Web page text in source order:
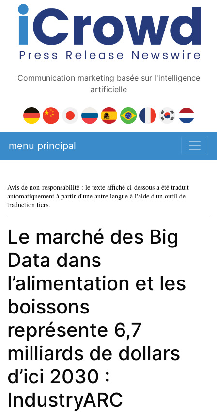
Communication marketing basée sur l'intelligence
artificielle
menu principal
Avis de non-responsabilité : le texte affiché ci-dessous a été traduit
automatiquement à partir d'une autre langue à l'aide d'un outil de
traduction tiers.
Le marché des Big
Data dans
l’alimentation et les
boissons
représente 6,7
milliards de dollars
d’ici 2030 :
IndustryARC